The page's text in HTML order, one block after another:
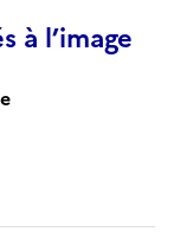
à l’image